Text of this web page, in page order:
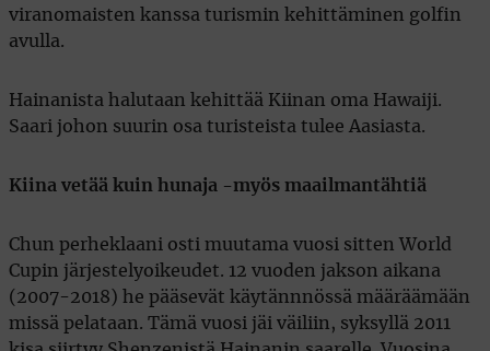
viranomaisten kanssa turismin kehittäminen golfin
avulla.
Hainanista halutaan kehittää Kiinan oma Hawaiji.
Saari johon suurin osa turisteista tulee Aasiasta.
Kiina vetää kuin hunaja -myös maailmantähtiä
Chun perheklaani osti muutama vuosi sitten World
Cupin järjestelyoikeudet. 12 vuoden jakson aikana
(2007-2018) he pääsevät käytännnössä määräämään
missä pelataan. Tämä vuosi jäi väiliin, syksyllä 2011